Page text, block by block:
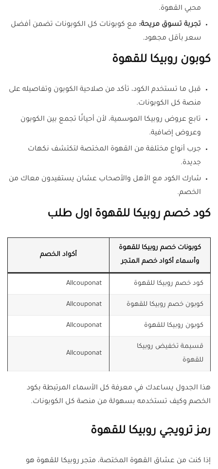
محبي القهوة.
تجربة تسوق مريحة: مع كوبونات كل الكوبونات تضمن أفضل
سعر بأقل مجهود.
كوبون روبيكا للقهوة
قبل ما تستخدم الكود، تأكد من صلاحية الكوبون وتفاصيله على
منصة كل الكوبونات.
تابع عروض روبيكا الموسمية، لأن أحيانًا تجمع بين الكوبون
وعروض إضافية.
جرب أنواع مختلفة من القهوة المختصة لتكتشف نكهات
جديدة.
شارك الكود مع الأهل والأصحاب عشان يستفيدون معاك من
الخصم.
كود خصم روبيكا للقهوة اول طلب
كوبونات خصم روبيكا للقهوة
وأسماء أكواد خصم المتجر
أكواد الخصم
كود خصم روبيكا للقهوة Allcouponat
كوبون خصم روبيكا للقهوة Allcouponat
كوبون روبيكا للقهوة Allcouponat
قسيمة تخفيض روبيكا
للقهوة
Allcouponat
هذا الجدول يساعدك في معرفة كل الأسماء المرتبطة بكود
الخصم وكيف تستخدمه بسهولة من منصة كل الكوبونات.
رمز ترويجي روبيكا للقهوة
إذا كنت من عشاق القهوة المختصة، متجر روبيكا للقهوة هو